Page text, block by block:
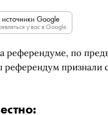
Google
у вас в Google.
референдуме, по
референдум признали